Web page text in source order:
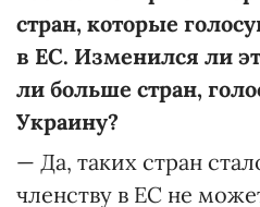
стран, которые
в ЕС. Изменился ли
ли больше стран,
Украину?
— Да, таких стран
членству в ЕС не